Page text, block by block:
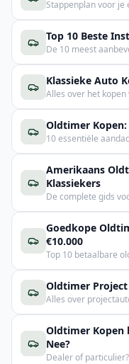
Stappenplan voor je
Top 10 Beste
De 10 meest
Klassieke Auto
Alles over het
Oldtimer Kopen:
10 essentiële
Amerikaans
Klassiekers
De complete gids
Goedkope
€10.000
Top 10 betaalbare
Oldtimer
Alles over
Oldtimer Kopen
Nee?
Dealer of